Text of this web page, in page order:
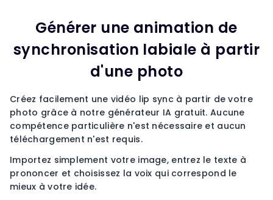
Générer une animation de
synchronisation labiale à partir
d'une photo
Créez facilement une vidéo lip sync à partir de votre
photo grâce à notre générateur IA gratuit. Aucune
compétence particulière n'est nécessaire et aucun
téléchargement n'est requis.
Importez simplement votre image, entrez le texte à
prononcer et choisissez la voix qui correspond le
mieux à votre idée.